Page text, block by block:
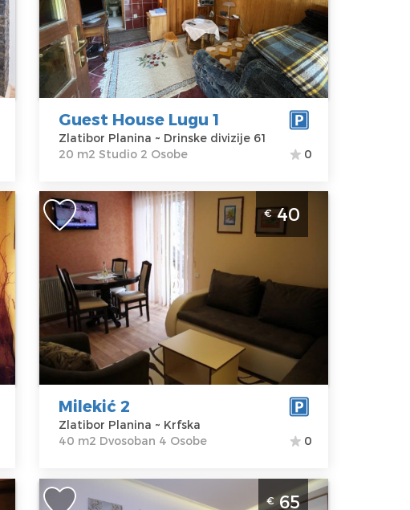
Zlatibor
Planina
Adresa:Drinske
divizije 61
Cena30 €
Kvadratura :
m2
Struktura :
Studio
Guest House Lugu 1
Zlatibor Planina ~ Drinske divizije 61
20 m2 Studio 2 Osobe
0
Dvosoban Apartman Milekić 2 Zlatibor
Planina Jezero
Lokacija:
Zlatibor
Planina
Adresa:Krfska
Cena40 €
Gosti:4
Kvadratura :
40
m2
Struktura :
Dvosoban
€40
Milekić 2
Zlatibor Planina ~ Krfska
40 m2 Dvosoban 4 Osobe
0
Dvosoban Apartman Time Out Lux 1
€65